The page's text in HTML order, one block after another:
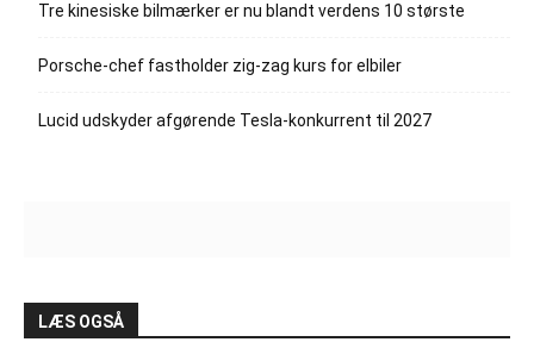
Tre kinesiske bilmærker er nu blandt verdens 10 største
Porsche-chef fastholder zig-zag kurs for elbiler
Lucid udskyder afgørende Tesla-konkurrent til 2027
LÆS OGSÅ